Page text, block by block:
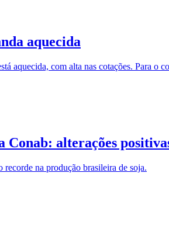
aquecida
aquecida, com alta nas cotações. Para
alterações
na produção brasileira de soja.